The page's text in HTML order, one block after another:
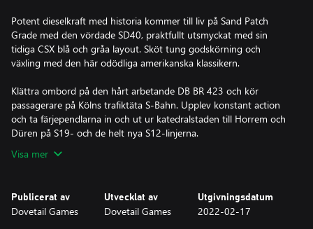
Potent dieselkraft med historia kommer till liv på Sand Patch
Grade med den vördade SD40, praktfullt utsmyckat med sin
tidiga CSX blå och gråa layout. Sköt tung godskörning och
växling med den här odödliga amerikanska klassikern.
Klättra ombord på den hårt arbetande DB BR 423 och kör
passagerare på Kölns trafiktäta S-Bahn. Upplev konstant action
och ta färjependlarna in och ut ur katedralstaden till Horrem och
Düren på S19- och de helt nya S12-linjerna.
Visa mer
Publicerat av
Dovetail Games
Utvecklat av
Dovetail Games
Utgivningsdatum
2022-02-17